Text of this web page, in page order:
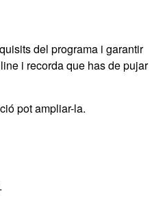
del programa i garantir
i recorda que has de pujar
pot ampliar-la.